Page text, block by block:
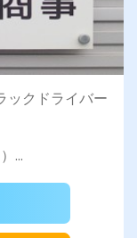
ックドライバー
...